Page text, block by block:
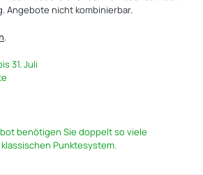
Angebote nicht kombinierbar.
.
31. Juli
benötigen Sie doppelt so viele
Punktesystem.